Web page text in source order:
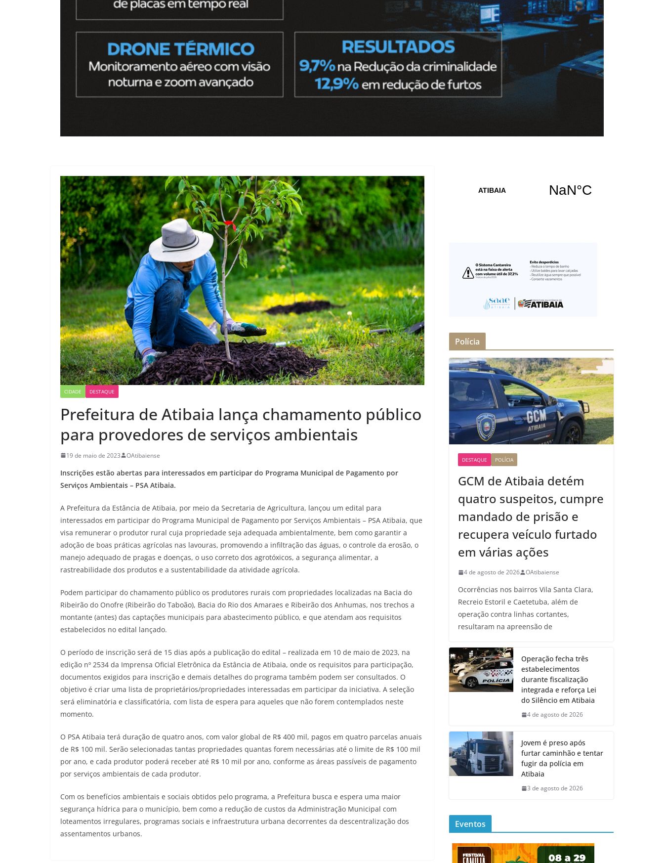
CIDADE DESTAQUE
Prefeitura de Atibaia lança chamamento público
para provedores de serviços ambientais
19 de maio de 2023 OAtibaiense
Inscrições estão abertas para interessados em participar do Programa Municipal de Pagamento por
Serviços Ambientais – PSA Atibaia.
A Prefeitura da Estância de Atibaia, por meio da Secretaria de Agricultura, lançou um edital para
interessados em participar do Programa Municipal de Pagamento por Serviços Ambientais – PSA Atibaia, que
visa remunerar o produtor rural cuja propriedade seja adequada ambientalmente, bem como garantir a
adoção de boas práticas agrícolas nas lavouras, promovendo a infiltração das águas, o controle da erosão, o
manejo adequado de pragas e doenças, o uso correto dos agrotóxicos, a segurança alimentar, a
rastreabilidade dos produtos e a sustentabilidade da atividade agrícola.
Podem participar do chamamento público os produtores rurais com propriedades localizadas na Bacia do
Ribeirão do Onofre (Ribeirão do Taboão), Bacia do Rio dos Amaraes e Ribeirão dos Anhumas, nos trechos a
montante (antes) das captações municipais para abastecimento público, e que atendam aos requisitos
estabelecidos no edital lançado.
O período de inscrição será de 15 dias após a publicação do edital – realizada em 10 de maio de 2023, na
edição nº 2534 da Imprensa Oficial Eletrônica da Estância de Atibaia, onde os requisitos para participação,
documentos exigidos para inscrição e demais detalhes do programa também podem ser consultados. O
objetivo é criar uma lista de proprietários/propriedades interessadas em participar da iniciativa. A seleção
será eliminatória e classificatória, com lista de espera para aqueles que não forem contemplados neste
momento.
O PSA Atibaia terá duração de quatro anos, com valor global de R$ 400 mil, pagos em quatro parcelas anuais
de R$ 100 mil. Serão selecionadas tantas propriedades quantas forem necessárias até o limite de R$ 100 mil
por ano, e cada produtor poderá receber até R$ 10 mil por ano, conforme as áreas passíveis de pagamento
por serviços ambientais de cada produtor.
Com os benefícios ambientais e sociais obtidos pelo programa, a Prefeitura busca e espera uma maior
segurança hídrica para o município, bem como a redução de custos da Administração Municipal com
loteamentos irregulares, programas sociais e infraestrutura urbana decorrentes da descentralização dos
assentamentos urbanos.
Polícia
DESTAQUE POLÍCIA
GCM de Atibaia detém
quatro suspeitos, cumpre
mandado de prisão e
recupera veículo furtado
em várias ações
4 de agosto de 2026 OAtibaiense
Ocorrências nos bairros Vila Santa Clara,
Recreio Estoril e Caetetuba, além de
operação contra linhas cortantes,
resultaram na apreensão de
Operação fecha três
estabelecimentos
durante fiscalização
integrada e reforça Lei
do Silêncio em Atibaia
4 de agosto de 2026
Jovem é preso após
furtar caminhão e tentar
fugir da polícia em
Atibaia
3 de agosto de 2026
Eventos